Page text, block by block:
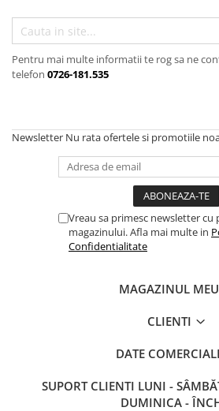
Camasi
Fusta
Trening
Rochii de eveniment
Curele
Umbrele
Papioane si cravate
Bretele si curele
Pentru mai multe informatii te rog sa ne
telefon 0726-181.535
Newsletter Nu rata ofertele si promotiile
Vreau sa primesc newsletter
magazinului. Afla mai multe in
Confidentialitate
MAGAZINUL MEU
CLIENTI
DATE
SUPORT CLIENTI LUNI -
DUMINICA -